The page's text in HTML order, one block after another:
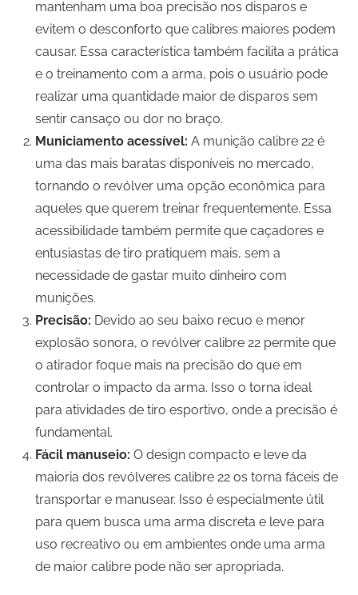
mantenham uma boa precisão nos disparos e
evitem o desconforto que calibres maiores podem
causar. Essa característica também facilita a prática
e o treinamento com a arma, pois o usuário pode
realizar uma quantidade maior de disparos sem
sentir cansaço ou dor no braço.
Municiamento acessível: A munição calibre 22 é
uma das mais baratas disponíveis no mercado,
tornando o revólver uma opção econômica para
aqueles que querem treinar frequentemente. Essa
acessibilidade também permite que caçadores e
entusiastas de tiro pratiquem mais, sem a
necessidade de gastar muito dinheiro com
munições.
Precisão: Devido ao seu baixo recuo e menor
explosão sonora, o revólver calibre 22 permite que
o atirador foque mais na precisão do que em
controlar o impacto da arma. Isso o torna ideal
para atividades de tiro esportivo, onde a precisão é
fundamental.
Fácil manuseio: O design compacto e leve da
maioria dos revólveres calibre 22 os torna fáceis de
transportar e manusear. Isso é especialmente útil
para quem busca uma arma discreta e leve para
uso recreativo ou em ambientes onde uma arma
de maior calibre pode não ser apropriada.